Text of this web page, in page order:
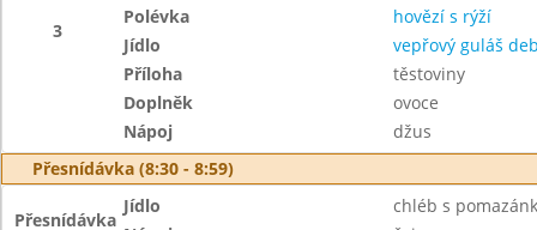
3
Polévka
hovězí s rýží
Jídlo
vepřový guláš
Příloha
těstoviny
Doplněk
ovoce
Nápoj
džus
Přesnídávka (8:30 - 8:59)
Přesnídávka
Jídlo
chléb s